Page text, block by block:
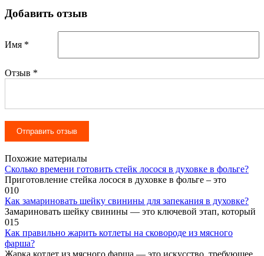
Добавить отзыв
Имя *
Отзыв *
Похожие материалы
Сколько времени готовить стейк лосося в духовке в фольге?
Приготовление стейка лосося в духовке в фольге – это
010
Как замариновать шейку свинины для запекания в духовке?
Замариновать шейку свинины — это ключевой этап, который
015
Как правильно жарить котлеты на сковороде из мясного
фарша?
Жарка котлет из мясного фарша — это искусство, требующее